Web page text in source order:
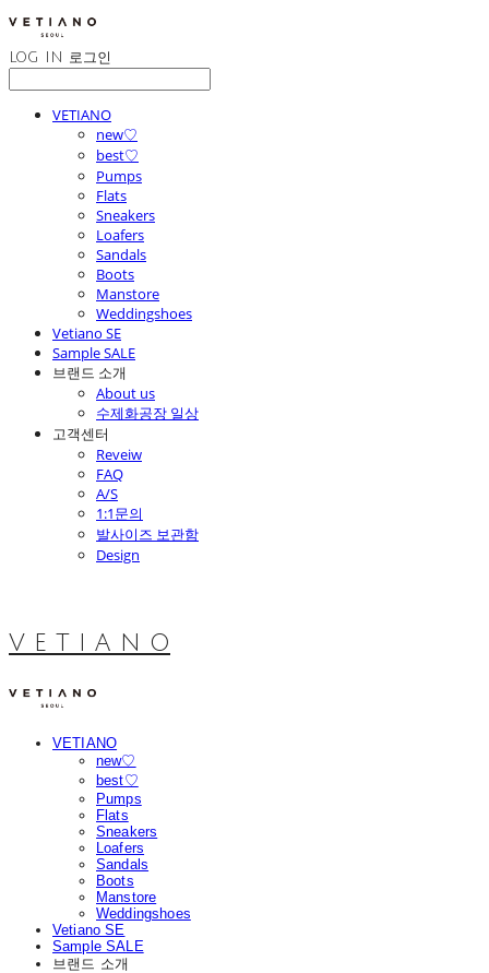
LOG IN 로그인
VETIANO
new♡
best♡
Pumps
Flats
Sneakers
Loafers
Sandals
Boots
Manstore
Weddingshoes
Vetiano SE
Sample SALE
브랜드 소개
About us
수제화공장 일상
고객센터
Reveiw
FAQ
A/S
1:1문의
발사이즈 보관함
Design
V E T I A N O
VETIANO
new♡
best♡
Pumps
Flats
Sneakers
Loafers
Sandals
Boots
Manstore
Weddingshoes
Vetiano SE
Sample SALE
브랜드 소개